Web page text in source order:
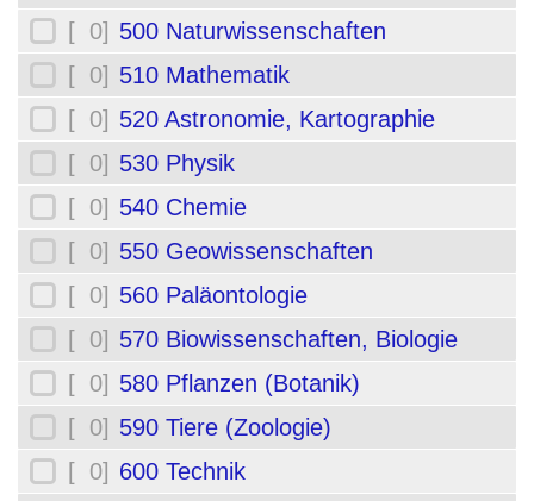
[ 0] 500 Naturwissenschaften
[ 0] 510 Mathematik
[ 0] 520 Astronomie, Kartographie
[ 0] 530 Physik
[ 0] 540 Chemie
[ 0] 550 Geowissenschaften
[ 0] 560 Paläontologie
[ 0] 570 Biowissenschaften, Biologie
[ 0] 580 Pflanzen (Botanik)
[ 0] 590 Tiere (Zoologie)
[ 0] 600 Technik